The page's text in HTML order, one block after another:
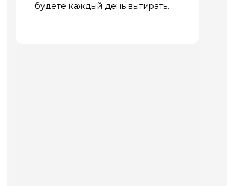
будете каждый день вытирать